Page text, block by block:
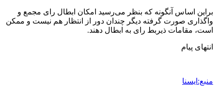
براین اساس آنگونه که بنظر می‌رسید امکان ابطال‌ رای مجمع و
واگذاری صورت گرفته دیگر چندان دور از انتظار هم نیست و ممکن
است، مقامات ذیربط رای به ابطال دهند.
انتهای پیام
منبع:ایسنا